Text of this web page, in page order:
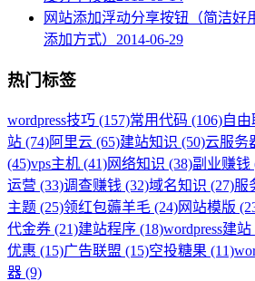
网站添加浮动分享按钮（简洁好
添加方式） 2014-06-29
热门标签
wordpress技巧 (157)常用代码 (106)自由
站 (74)阿里云 (65)建站知识 (50)云服务
(45)vps主机 (41)网络知识 (38)副业赚钱
运营 (33)调查赚钱 (32)域名知识 (27)服
主题 (25)领红包薅羊毛 (24)网站模版
代金券 (21)建站程序 (18)wordpress建站
优惠 (15)广告联盟 (15)空投糖果 (11)
器 (9)